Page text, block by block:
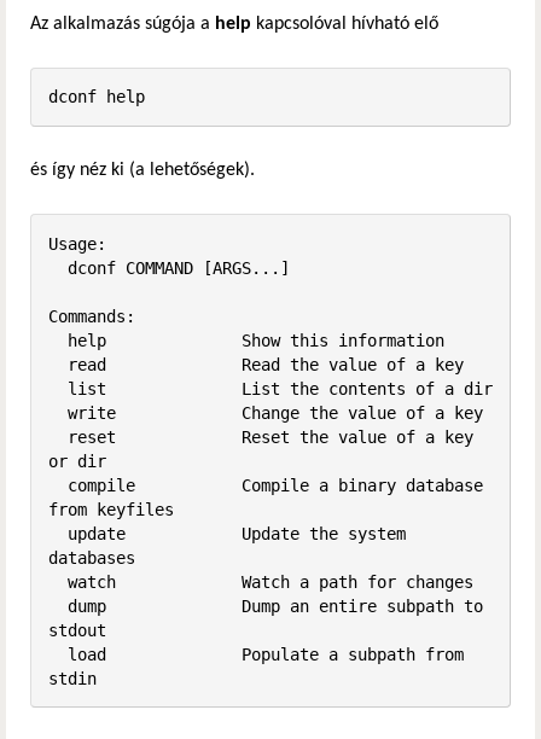
Az alkalmazás súgója a help kapcsolóval hívható elő
dconf help
és így néz ki (a lehetőségek).
Usage:
Commands:
or dir
from keyfiles
databases
stdout
stdin